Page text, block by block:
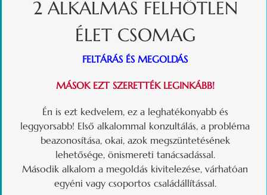
2 ALKALMAS FELHŐTLEN
ÉLET CSOMAG
FELTÁRÁS ÉS MEGOLDÁS
MÁSOK EZT SZERETTÉK LEGINKÁBB!
Én is ezt kedvelem, ez a leghatékonyabb és
leggyorsabb! Első alkalommal konzultálás, a probléma
beazonosítása, okai, azok megszüntetésének
lehetősége, önismereti tanácsadással.
Második alkalom a megoldás kivitelezése, várhatóan
egyéni vagy csoportos családállítással.